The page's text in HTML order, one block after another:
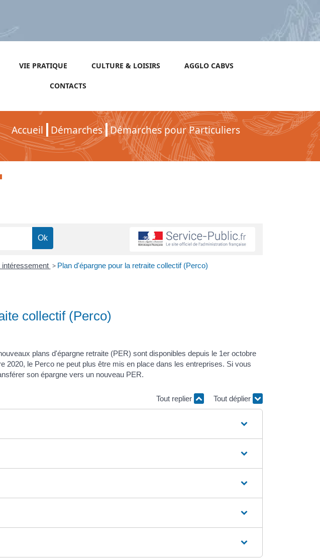
VIE PRATIQUE CULTURE & LOISIRS AGGLO CABVS
CONTACTS
Accueil Démarches Démarches pour Particuliers
Particuliers
intéressement > Plan d'épargne pour la retraite collectif (Perco)
collectif (Perco)
plans d'épargne retraite (PER) sont disponibles depuis le 1er octobre
2020, le Perco ne peut plus être mis en place dans les entreprises. Si vous
son épargne vers un nouveau PER.
Tout replier Tout déplier